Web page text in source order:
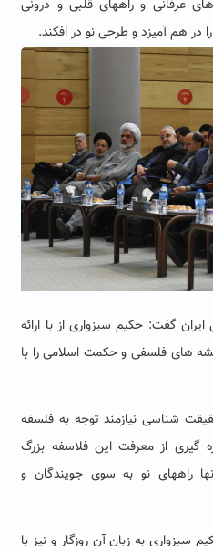
عرفانی و راههای قلبی و درونی
هم آمیزد و طرحی نو در افکند.
گفت: حکیم سبزواری از با ارائه
های فلسفی و حکمت اسلامی را با
شناسی نیازمند توجه به فلسفه
از معرفت این فلاسفه بزرگ
راههای نو به سوی جویندگان و
سبزواری به زبان آن روزگار و نیز با